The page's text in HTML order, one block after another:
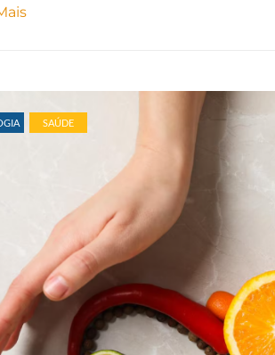
SAÚDE